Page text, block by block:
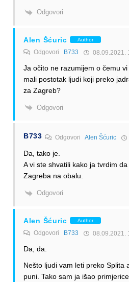
Odgovori
Alen Šćuric Author
Odgovori B733 08.09.2021.
Ja očito ne razumijem o čemu
mali postotak ljudi koji preko
za Zagreb?
Odgovori
B733 Odgovori Alen Šćuric
Da, tako je.
A vi ste shvatili kako ja tvrdim
Zagreba na obalu.
Odgovori
Alen Šćuric Author
Odgovori B733 08.09.2021.
Da, da.
Nešto ljudi vam leti preko Splita
puni. Tako sam ja išao